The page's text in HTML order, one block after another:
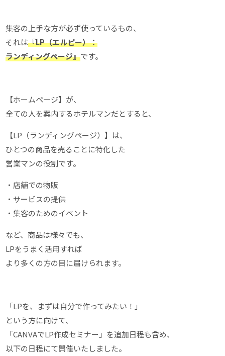
集客の上手な方が必ず使っているもの、
それは『LP（エルピー）：
ランディングページ』です。
【ホームページ】が、
全ての人を案内するホテルマンだとすると、
【LP（ランディングページ）】は、
ひとつの商品を売ることに特化した
営業マンの役割です。
・店舗での物販
・サービスの提供
・集客のためのイベント
など、商品は様々でも、
LPをうまく活用すれば
より多くの方の目に届けられます。
「LPを、まずは自分で作ってみたい！」
という方に向けて、
「CANVAでLP作成セミナー」を追加日程も含め、
以下の日程にて開催いたしました。